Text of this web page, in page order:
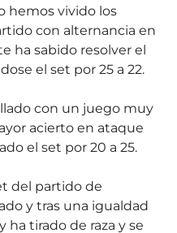
hemos vivido los
con alternancia en
ha sabido resolver el
el set por 25 a 22.
con un juego muy
acierto en ataque
el set por 20 a 25.
del partido de
y tras una igualdad
ha tirado de raza y se